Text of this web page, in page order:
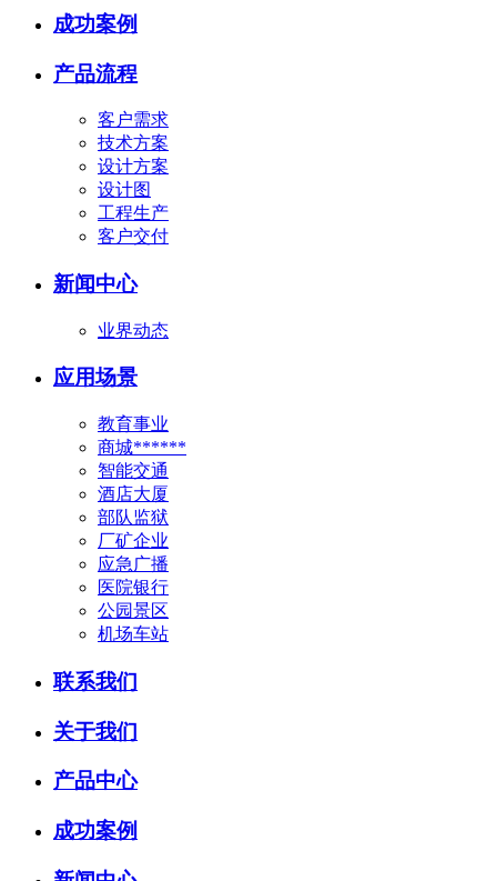
成功案例
产品流程
客户需求
技术方案
设计方案
设计图
工程生产
客户交付
新闻中心
业界动态
应用场景
教育事业
商城******
智能交通
酒店大厦
部队监狱
厂矿企业
应急广播
医院银行
公园景区
机场车站
联系我们
关于我们
产品中心
成功案例